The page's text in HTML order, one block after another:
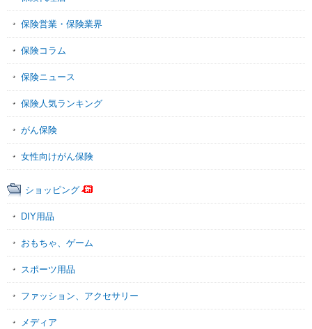
保険営業・保険業界
保険コラム
保険ニュース
保険人気ランキング
がん保険
女性向けがん保険
ショッピング
DIY用品
おもちゃ、ゲーム
スポーツ用品
ファッション、アクセサリー
メディア